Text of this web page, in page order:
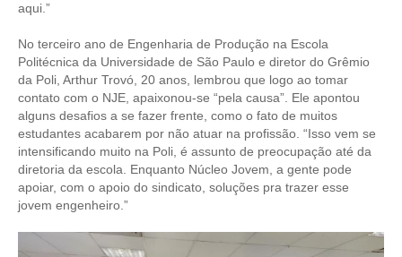
aqui.”
No terceiro ano de Engenharia de Produção na Escola
Politécnica da Universidade de São Paulo e diretor do Grêmio
da Poli, Arthur Trovó, 20 anos, lembrou que logo ao tomar
contato com o NJE, apaixonou-se “pela causa”. Ele apontou
alguns desafios a se fazer frente, como o fato de muitos
estudantes acabarem por não atuar na profissão. “Isso vem se
intensificando muito na Poli, é assunto de preocupação até da
diretoria da escola. Enquanto Núcleo Jovem, a gente pode
apoiar, com o apoio do sindicato, soluções pra trazer esse
jovem engenheiro.”